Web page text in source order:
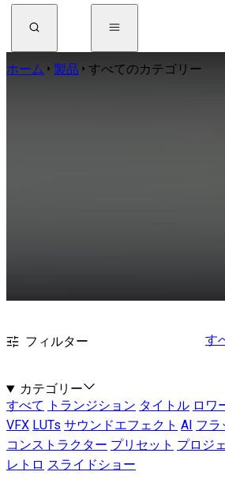
ホーム 製品 すべてのカテゴリー
フィルター す
カテゴリー
すべて
トランジション タイトル ロワ
VFX LUTs サウンドエフェクト AI フラ
コンストラクター プリセット プロジ
レトロ スライドショー